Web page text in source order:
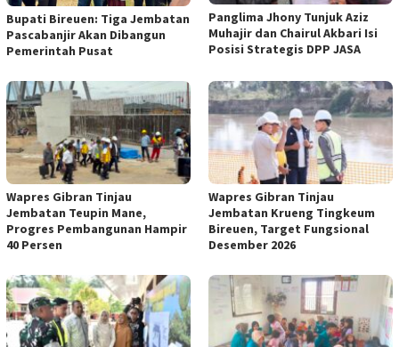
Bupati Bireuen: Tiga Jembatan
Pascabanjir Akan Dibangun
Pemerintah Pusat
Panglima Jhony Tunjuk Aziz
Muhajir dan Chairul Akbari Isi
Posisi Strategis DPP JASA
Wapres Gibran Tinjau
Jembatan Teupin Mane,
Progres Pembangunan Hampir
40 Persen
Wapres Gibran Tinjau
Jembatan Krueng Tingkeum
Bireuen, Target Fungsional
Desember 2026